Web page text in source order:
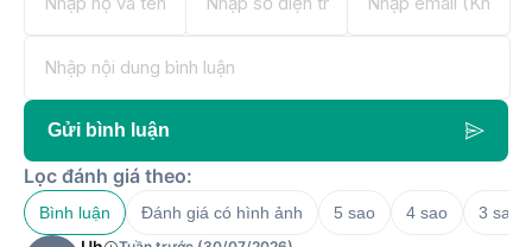
Gửi bình luận
Lọc đánh giá theo:
Bình luận Đánh giá có hình ảnh 5 sao 4 sao 3 sao